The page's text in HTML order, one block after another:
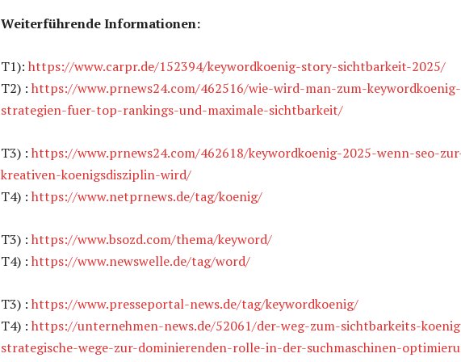
Weiterführende Informationen:
T1): https://www.carpr.de/152394/keywordkoenig-story-sichtbarkeit-2025/
T2) : https://www.prnews24.com/462516/wie-wird-man-zum-keywordkoenig-
strategien-fuer-top-rankings-und-maximale-sichtbarkeit/
T3) : https://www.prnews24.com/462618/keywordkoenig-2025-wenn-seo-
kreativen-koenigsdisziplin-wird/
T4) : https://www.netprnews.de/tag/koenig/
T3) : https://www.bsozd.com/thema/keyword/
T4) : https://www.newswelle.de/tag/word/
T3) : https://www.presseportal-news.de/tag/keywordkoenig/
T4) : https://unternehmen-news.de/52061/der-weg-zum-sichtbarkeits-
strategische-wege-zur-dominierenden-rolle-in-der-suchmaschinen-